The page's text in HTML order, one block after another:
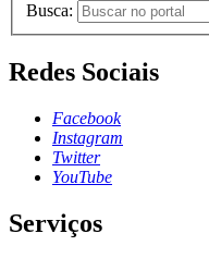
Busca:
Redes Sociais
Facebook
Instagram
Twitter
YouTube
Serviços